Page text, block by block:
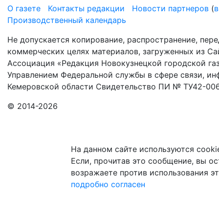
О газете Контакты редакции Новости партнеров (
Производственный календарь
Не допускается копирование, распространение,
коммерческих целях материалов, загруженных из
Ассоциация «Редакция Новокузнецкой городской
Управлением Федеральной службы в сфере связи,
Кемеровской области Свидетельство ПИ № ТУ42-
© 2014-2026
На данном сайте используются
Если, прочитав это сообщение, вы
возражаете против использования
подробно согласен